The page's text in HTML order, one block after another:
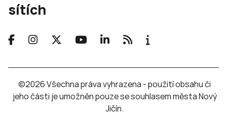
sítích
©2026 Všechna práva vyhrazena - použití obsahu či
jeho části je umožněn pouze se souhlasem města Nový
Jičín.